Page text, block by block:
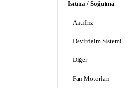
Isıtma / Soğutma
Antifriz
Devirdaim Sistemi
Diğer
Fan Motorları